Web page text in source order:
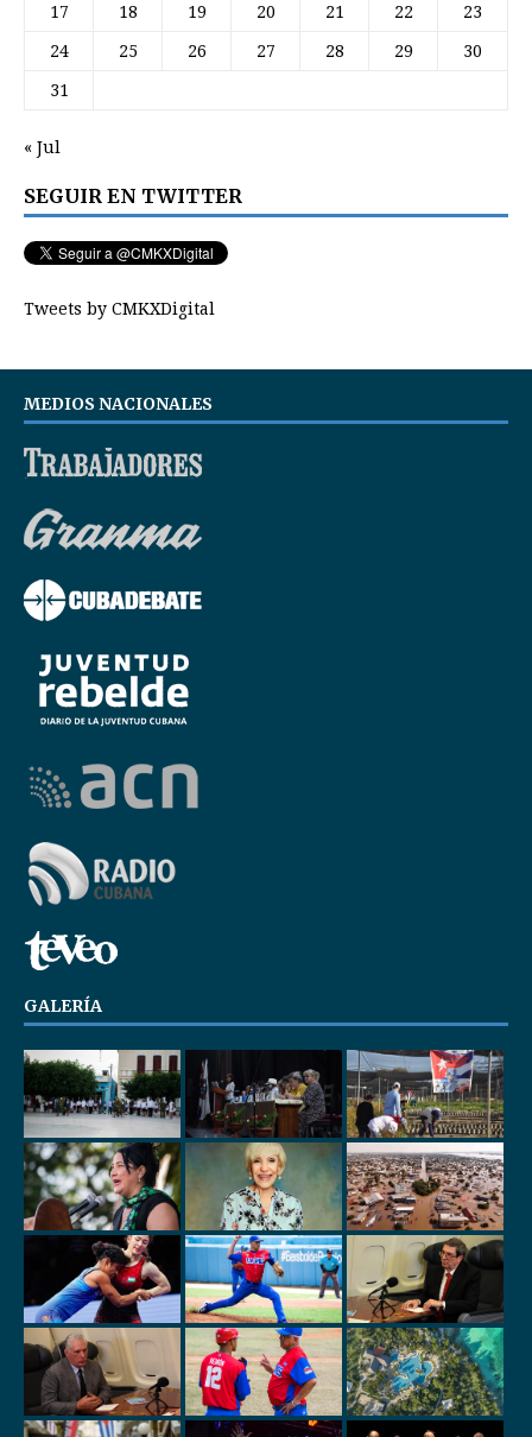
17 18 19 20 21 22 23
24 25 26 27 28 29 30
31
« Jul
SEGUIR EN TWITTER
Tweets by CMKXDigital
MEDIOS NACIONALES
GALERÍA